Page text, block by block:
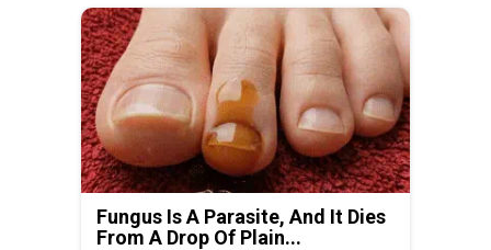
Fungus Is A Parasite, And It Dies
From A Drop Of Plain...